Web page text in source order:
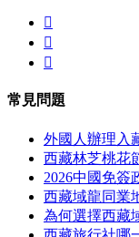



常見問題
外國人辦理入
西藏林芝桃花
2026中國免簽
西藏域龍同業
為何選擇西藏